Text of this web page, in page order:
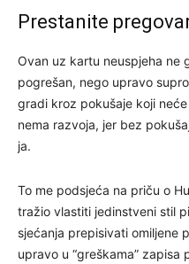
Prestanite
Ovan uz kartu neuspjeha ne
pogrešan, nego upravo
gradi kroz pokušaje koji
nema razvoja, jer bez
ja.
To me podsjeća na priču o
tražio vlastiti jedinstveni stil
sjećanja prepisivati omiljene
upravo u “greškama”